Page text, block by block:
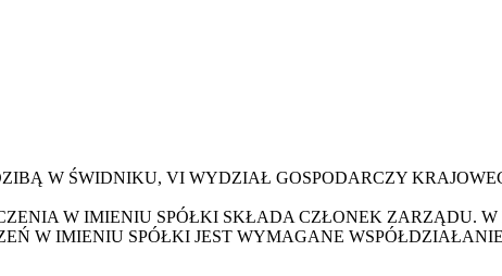
W ŚWIDNIKU, VI WYDZIAŁ GOSPODARCZY
W IMIENIU SPÓŁKI SKŁADA CZŁONEK ZARZĄDU.
W IMIENIU SPÓŁKI JEST WYMAGANE